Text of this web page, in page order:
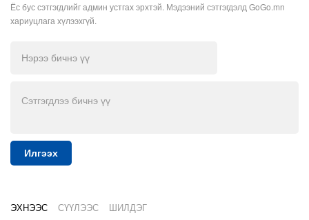
Ёс бус сэтгэгдлийг админ устгах эрхтэй. Мэдээний сэтгэгдэлд GoGo.mn
хариуцлага хүлээхгүй.
Илгээх
ЭХНЭЭС СҮҮЛЭЭС ШИЛДЭГ